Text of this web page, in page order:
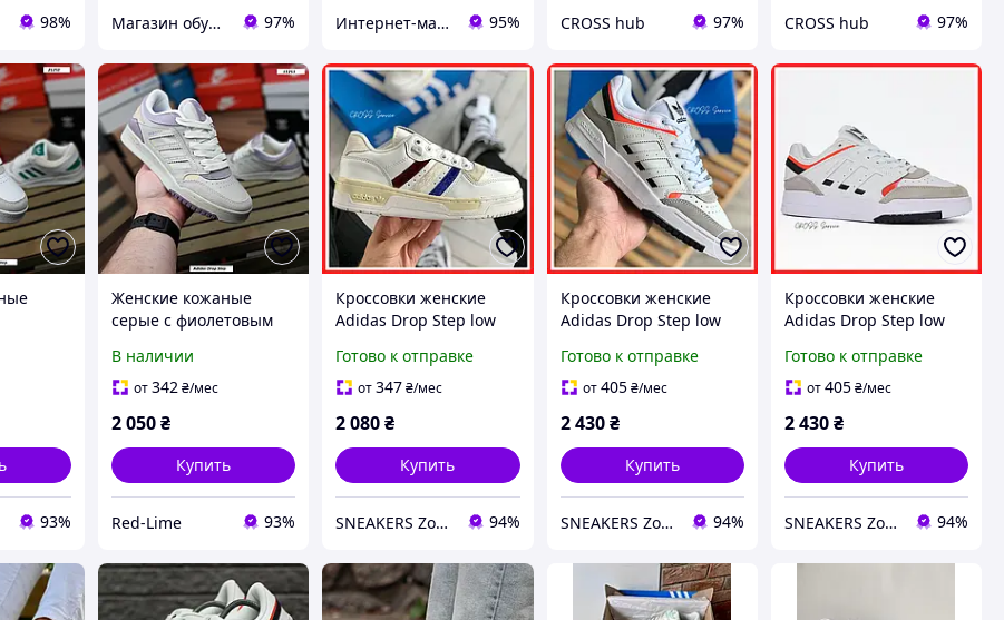
98% Магазин обуви cherry_berry 97% Интернет-магазин "Dianora-Style" 95% CROSS hub 97% CROSS hub 97%
93%
Женские кожаные
серые с фиолетовым
Drop Step на весну
лето осень | Кроссовки
серые
В наличии
от342₴/мес
2 050₴
Купить
Red-Lime 93%
Кроссовки женские
Adidas Drop Step low
Дроп Степ лов белые
низкие
Готово к отправке
от347₴/мес
2 080₴
Купить
SNEAKERS Zone 94%
Кроссовки женские
Adidas Drop Step low
Адидас Дроп Степ лов
белые серые
Готово к отправке
от405 ₴/мес
2 430 ₴
Купить
SNEAKERS Zone 94%
Кроссовки женские
Adidas Drop Step low
Адидас Дроп Степ лов
белые серые
Готово к отправке
от405₴/мес
2 430₴
Купить
SNEAKERS Zone 94%